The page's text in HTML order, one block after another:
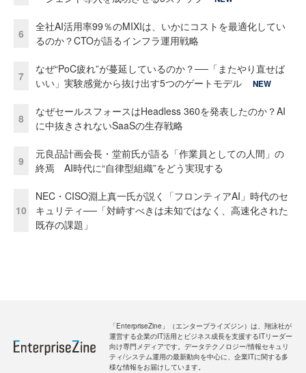
6
全社AI活用率99％のMIXIは、いかにコストを最適化してい
るのか？CTOが語るインフラ運用戦略
7
なぜ“PoC疲れ”が蔓延しているのか？──「またやり直せば
いい」実験感覚から抜け出す5つのゲートモデル
NEW
8
なぜセールスフォースはHeadless 360を発表したのか？AI
に中抜きされないSaaSの生存戦略
9
元良品計画会長・堂前氏が語る「作業員としての人間」の
終焉 AI時代に“自律型組織”をどう実現する
10
NEC・CISO淵上真一氏が説く「フロンティアAI」時代のセ
キュリティ──「対峙すべきは未知ではなく、高速化された
既存の課題」
「EnterpriseZine」（エンタープライズジン）は、翔泳社が
運営する企業のIT活用とビジネス成長を支援するITリーダー
向け専門メディアです。データテクノロジー/情報セキュリ
ティ/システム運用の最新動向を中心に、企業ITに関する多
様な情報をお届けしています。